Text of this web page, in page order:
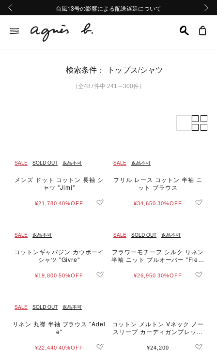
熊本地域地震の影響による配送遅延について
Summer Sale 2buy10%OFF!!
台風13号の影響による配送遅延について
熊本地域地震の影響による配送遅延について
Summer Sale 2buy10%OFF!!
検索条件： トップス/シャツ
（全487件中 241～300件）
SALE SOLD OUT 返品不可
メンズ ドット コットン 長袖 シ
ャツ "Jimi"
¥21,780 40%OFF
SALE 返品不可
フリル レース コットン 半袖 ニ
ット ブラウス
¥34,650 30%OFF
SALE 返品不可
コットンギャバジン カウボーイ
シャツ "Givre"
¥19,800 50%OFF
SALE SOLD OUT 返品不可
フラワーモチーフ シルク リネン
半袖 ニット プルオーバー "Fleur
¥26,950 30%OFF
SALE SOLD OUT 返品不可
リネン 丸襟 半袖 ブラウス "Adel
e"
¥22,440 40%OFF
コットン メルトン Vネック ノー
スリーブ カーディガンプレッシ
¥24,200